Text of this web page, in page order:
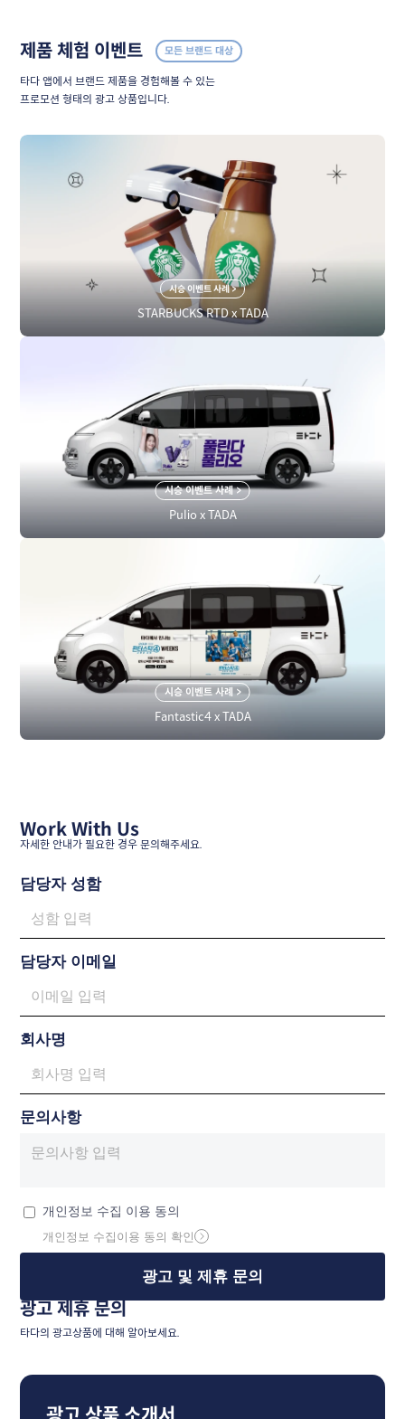
제품 체험 이벤트 모든 브랜드 대상
타다 앱에서 브랜드 제품을 경험해볼 수 있는
프로모션 형태의 광고 상품입니다.
시승 이벤트 사례 >
STARBUCKS RTD x TADA
시승 이벤트 사례 >
Pulio x TADA
시승 이벤트 사례 >
Fantastic4 x TADA
Work With Us
자세한 안내가 필요한 경우 문의해주세요.
담당자 성함
담당자 이메일
회사명
문의사항
개인정보 수집 이용 동의
개인정보 수집이용 동의 확인
광고 제휴 문의
타다의 광고상품에 대해 알아보세요.